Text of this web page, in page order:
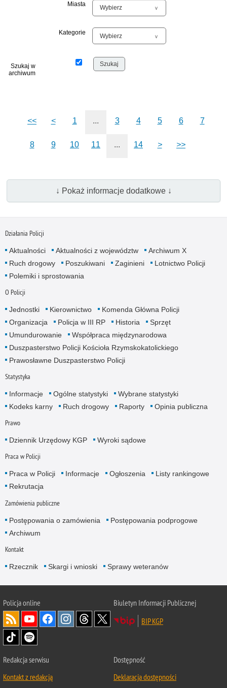
Miasta
Kategorie
Szukaj w
archiwum
<< < 1 ... 3 4 5 6 7
8 9 10 11 ... 14 > >>
↓ Pokaż informacje dodatkowe ↓
Działania Policji
Aktualności Aktualności z województw
Archiwum X
Ruch drogowy
Poszukiwani Zaginieni
Lotnictwo Policji
Polemiki i sprostowania
O Policji
Jednostki Kierownictwo
Komenda Główna Policji
Organizacja
Policja w III RP Historia
Sprzęt
Umundurowanie
Współpraca międzynarodowa
Duszpasterstwo Policji Kościoła Rzymskokatolickiego
Prawosławne Duszpasterstwo Policji
Statystyka
Informacje Ogólne statystyki
Wybrane statystyki
Kodeks karny
Ruch drogowy Raporty Opinia publiczna
Prawo
Dziennik Urzędowy KGP Wyroki sądowe
Praca w Policji
Praca w Policji Informacje Ogłoszenia
Listy rankingowe
Rekrutacja
Zamówienia publiczne
Postępowania o zamówienia
Postępowania podprogowe
Archiwum
Kontakt
Rzecznik Skargi i wnioski Sprawy weteranów
Policjaonline
Biuletyn Informacji Publicznej
BIP KGP
Redakcja serwisu
Kontakt z redakcją
Dostępność
Deklaracja dostępności